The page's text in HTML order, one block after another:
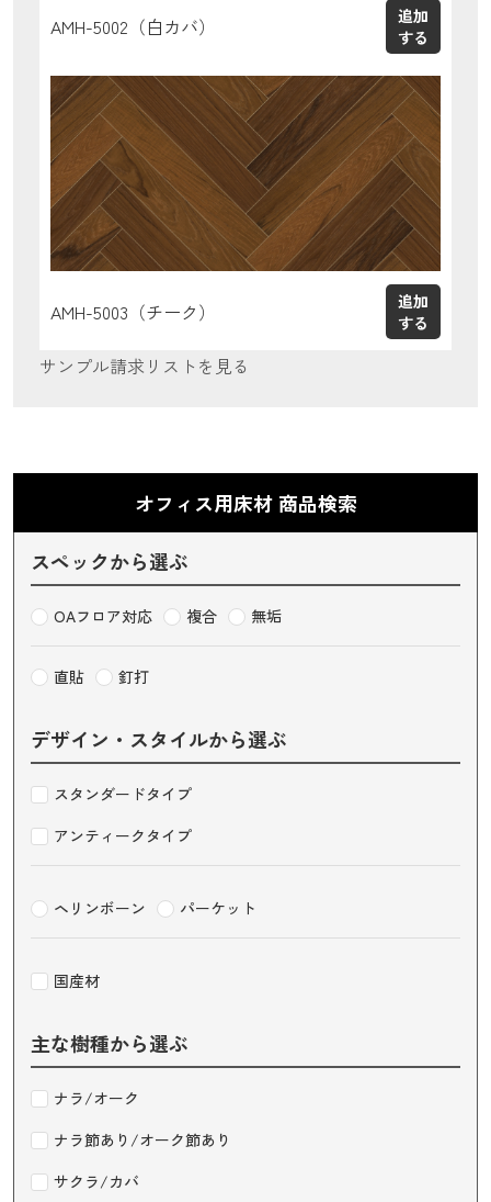
AMH-5002（白カバ）
AMH-5003（チーク）
サンプル請求リストを見る
オフィス用床材 商品検索
スペックから選ぶ
OAフロア対応 複合 無垢
直貼 釘打
デザイン・スタイルから選ぶ
スタンダードタイプ
アンティークタイプ
ヘリンボーン パーケット
国産材
主な樹種から選ぶ
ナラ/オーク
ナラ節あり/オーク節あり
サクラ/カバ